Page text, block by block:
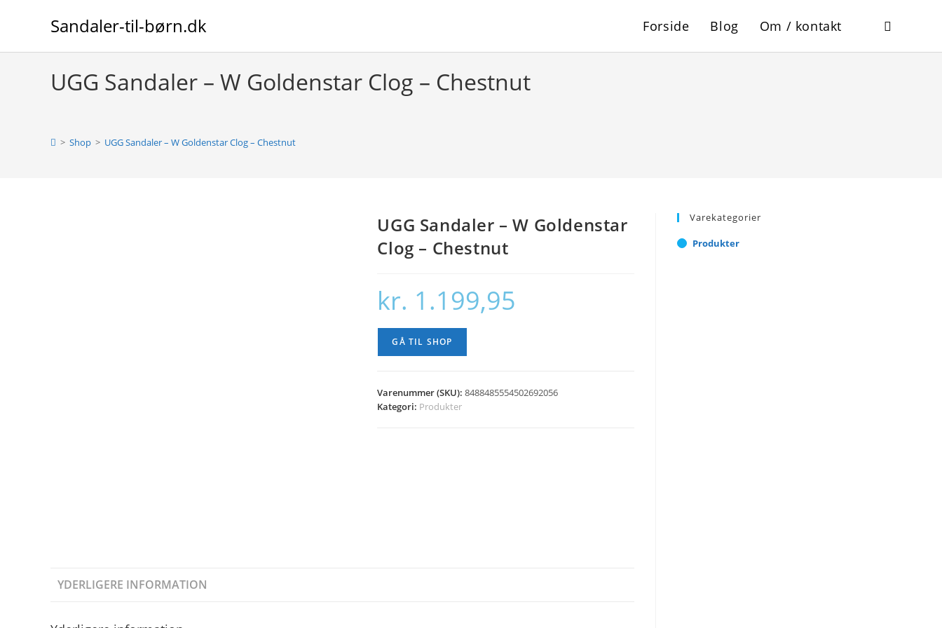
Sandaler-til-børn.dk Forside Blog Om / kontakt Toggle
UGG Sandaler – W Goldenstar Clog – Chestnut
> Shop > UGG Sandaler – W Goldenstar Clog – Chestnut
UGG Sandaler – W Goldenstar
Clog – Chestnut
kr. 1.199,95
GÅ TIL SHOP
Varenummer (SKU):8488485554502692056
Kategori: Produkter
YDERLIGERE INFORMATION
Varekategorier
Produkter